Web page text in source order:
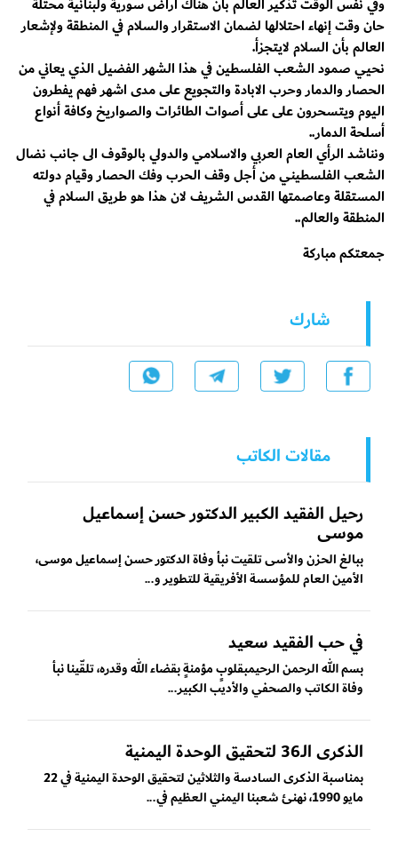
حان وقت إنهاء احتلالها لضمان الاستقرار والسلام في المنطقة ولإشعار
العالم بأن السلام لايتجزأ.
نحيي صمود الشعب الفلسطين في هذا الشهر الفضيل الذي يعاني من
الحصار والدمار وحرب الابادة والتجويع على مدى اشهر فهم يفطرون
اليوم ويتسحرون على على أصوات الطائرات والصواريخ وكافة أنواع
أسلحة الدمار..
ونناشد الرأي العام العربي والاسلامي والدولي بالوقوف الى جانب نضال
الشعب الفلسطيني من أجل وقف الحرب وفك الحصار وقيام دولته
المستقلة وعاصمتها القدس الشريف لان هذا هو طريق السلام في
المنطقة والعالم..
جمعتكم مباركة
شارك
مقالات الكاتب
رحيل الفقيد الكبير الدكتور حسن إسماعيل
موسى
ببالغ الحزن والأسى تلقيت نبأ وفاة الدكتور حسن إسماعيل موسى،
الأمين العام للمؤسسة الأفريقية للتطوير و...
في حب الفقيد سعيد
بسم الله الرحمن الرحيمبقلوبٍ مؤمنةٍ بقضاء الله وقدره، تلقّينا نبأ
وفاة الكاتب والصحفي والأديب الكبير...
الذكرى الـ36 لتحقيق الوحدة اليمنية
بمناسبة الذكرى السادسة والثلاثين لتحقيق الوحدة اليمنية في 22
مايو 1990، نهنئ شعبنا اليمني العظيم في...